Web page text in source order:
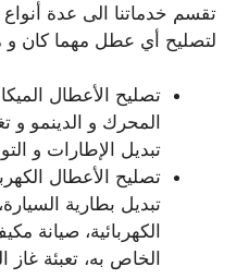
تقسم خدماتنا الى عدة أنواع
لتصليح أي عطل مهما كان و
تصليح الأعطال
المحرك و الدينمو و
تبديل الإطارات و
تصليح الأعطال
تبديل بطارية
الكهربائية، صيانة
الخاص به، تعبئة غاز